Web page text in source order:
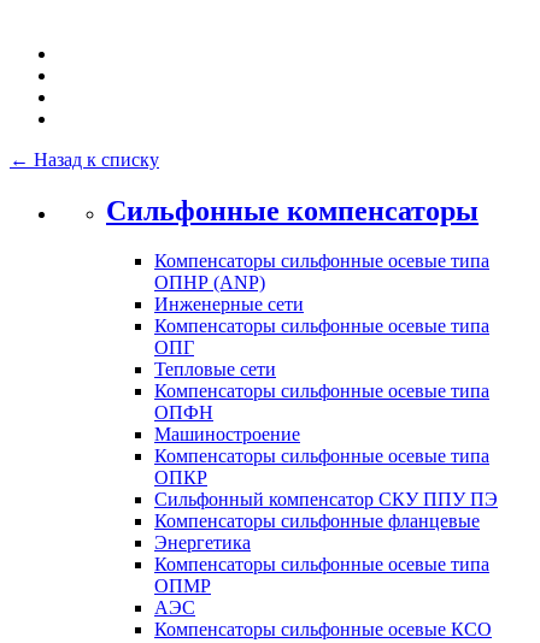
← Назад к списку
Сильфонные компенсаторы
Компенсаторы сильфонные осевые типа
ОПНР (ANР)
Инженерные сети
Компенсаторы сильфонные осевые типа
ОПГ
Тепловые сети
Компенсаторы сильфонные осевые типа
ОПФН
Машиностроение
Компенсаторы сильфонные осевые типа
ОПКР
Сильфонный компенсатор СКУ ППУ ПЭ
Компенсаторы сильфонные фланцевые
Энергетика
Компенсаторы сильфонные осевые типа
ОПМР
АЭС
Компенсаторы сильфонные осевые КСО